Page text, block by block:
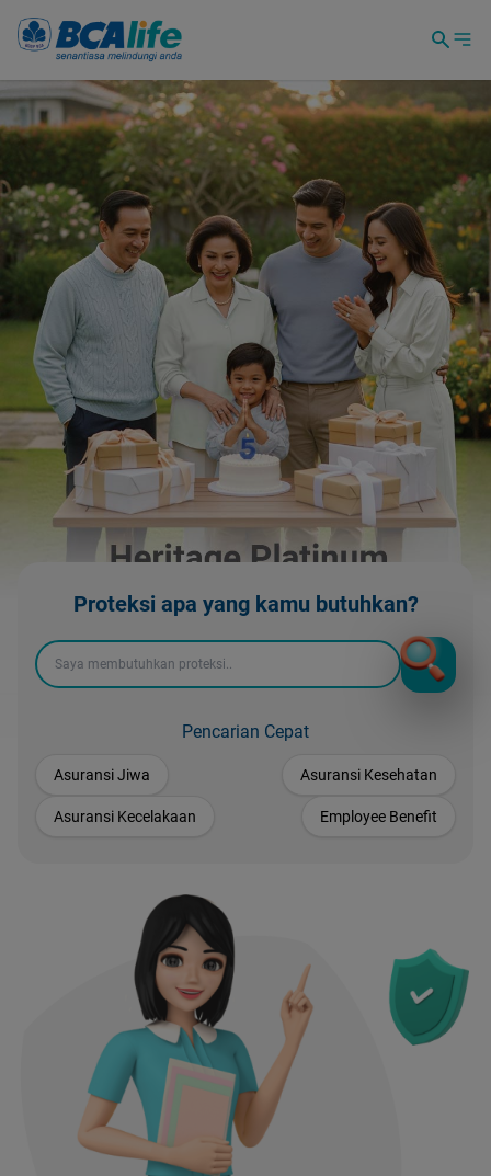
Proteksi apa yang kamu butuhkan?
Pencarian Cepat
Asuransi Jiwa Asuransi Kesehatan
Asuransi Kecelakaan Employee Benefit